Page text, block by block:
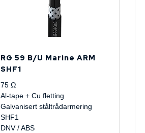
RG 59 B/U Marine ARM
SHF1
75 Ω
Al-tape + Cu fletting
Galvanisert ståltrådarmering
SHF1
DNV / ABS